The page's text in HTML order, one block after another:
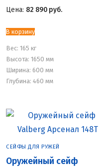
Цена: 82 890 руб.
В корзину
Вес: 165 кг
Высота: 1650 мм
Ширина: 600 мм
Глубина: 460 мм
СЕЙФЫ ДЛЯ РУЖЕЙ
Оружейный сейф